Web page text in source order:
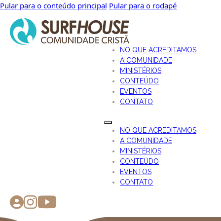
Pular para o conteúdo principal Pular para o rodapé
NO QUE ACREDITAMOS
A COMUNIDADE
MINISTÉRIOS
CONTEÚDO
EVENTOS
CONTATO
NO QUE ACREDITAMOS
A COMUNIDADE
MINISTÉRIOS
CONTEÚDO
EVENTOS
CONTATO